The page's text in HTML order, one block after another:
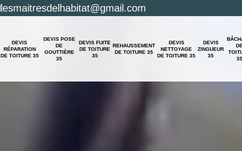
lesmaitresdelhabitat@gmail.com
DEVIS
RÉPARATION
DE TOITURE 35
DEVIS POSE
DE
GOUTTIÈRE
35
DEVIS FUITE
DE TOITURE
35
REHAUSSEMENT
DE TOITURE 35
DEVIS
NETTOYAGE
DE TOITURE 35
DEVIS
ZINGUEUR
35
DE
35